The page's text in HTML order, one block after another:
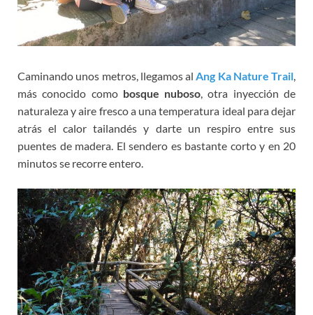
Caminando unos metros, llegamos alAng Ka Nature Trail,
más conocido como bosque nuboso, otra inyección de
naturaleza y aire fresco a una temperatura ideal para dejar
atrás el calor tailandés y darte un respiro entre sus
puentes de madera. El sendero es bastante corto y en 20
minutos se recorre entero.